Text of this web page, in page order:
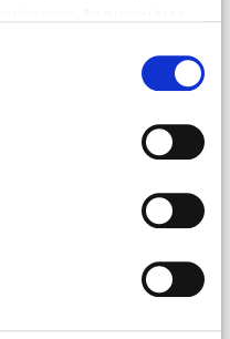
«2258. Μια
της Γης»:
στην Κρήτη